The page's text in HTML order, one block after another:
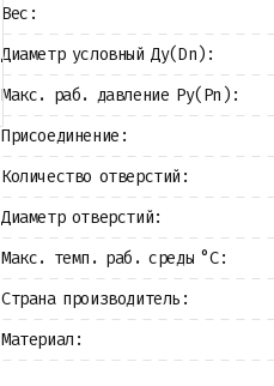
Вес:
Диаметр условный Ду(Dn):
Макс. раб. давление Ру(Pn):
Присоединение:
Количество отверстий:
Диаметр отверстий:
Макс. темп. раб. среды °С:
Страна производитель:
Материал: